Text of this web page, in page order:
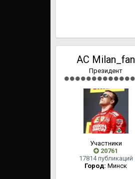
AC Milan_fan
Президент
Участники
20761
17814 публикаций
Город: Минск